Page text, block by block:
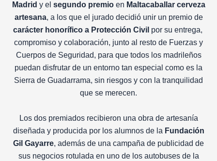
Madrid y el segundo premioen Maltacaballar cerveza
artesana, a los que el jurado decidió unir un premio de
carácter honorífico a Protección Civil por su entrega,
compromiso y colaboración, junto al resto de Fuerzas y
Cuerpos de Seguridad, para que todos los madrileños
puedan disfrutar de un entorno tan especial como es la
Sierra de Guadarrama, sin riesgos y con la tranquilidad
que se merecen.
Los dos premiados recibieron una obra de artesanía
diseñada y producida por los alumnos de la Fundación
Gil Gayarre, además de una campaña de publicidad de
sus negocios rotulada en uno de los autobuses de la